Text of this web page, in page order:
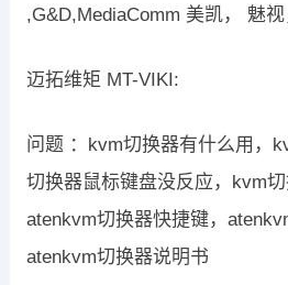
,G&D,MediaComm 美凯， 魅
迈拓维矩 MT-VIKI:
问题 ：kvm切换器有什么用，
切换器鼠标键盘没反应，kvm切
atenkvm切换器快捷键，
atenkvm切换器说明书